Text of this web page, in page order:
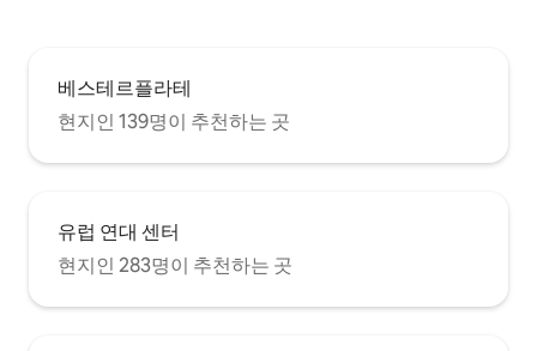
베스테르플라테
현지인 139명이 추천하는 곳
유럽 연대 센터
현지인 283명이 추천하는 곳